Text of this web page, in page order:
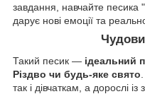
завдання, навчайте
дарує нові емоції та
Такий песик — ідеальний
Різдво чи будь-яке свято
так і дівчаткам, а дорослі